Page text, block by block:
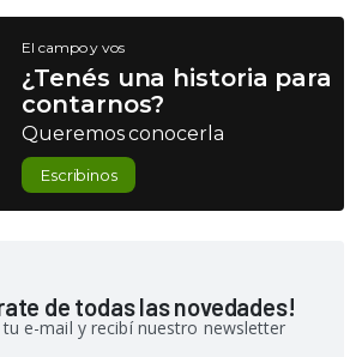
El campo y vos
¿Tenés una historia para
contarnos?
Queremos conocerla
Escribinos
de todas las novedades!
tu e-mail y recibí nuestro newsletter